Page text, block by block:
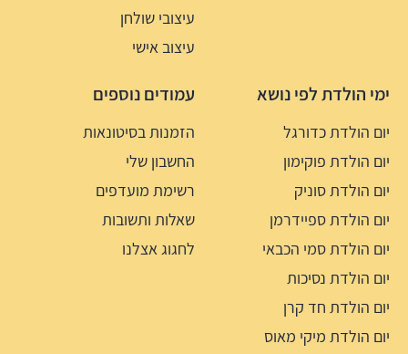
עיצובי שולחן
עיצוב אישי
ימי הולדת לפי נושא
יום הולדת כדורגל
יום הולדת פוקימון
יום הולדת סוניק
יום הולדת ספיידרמן
יום הולדת סמי הכבאי
יום הולדת נסיכות
יום הולדת חד קרן
יום הולדת מיקי מאוס
עמודים נוספים
הזמנות בסיטונאות
החשבון שלי
רשימת מועדפים
שאלות ותשובות
לחגוג אצלנו